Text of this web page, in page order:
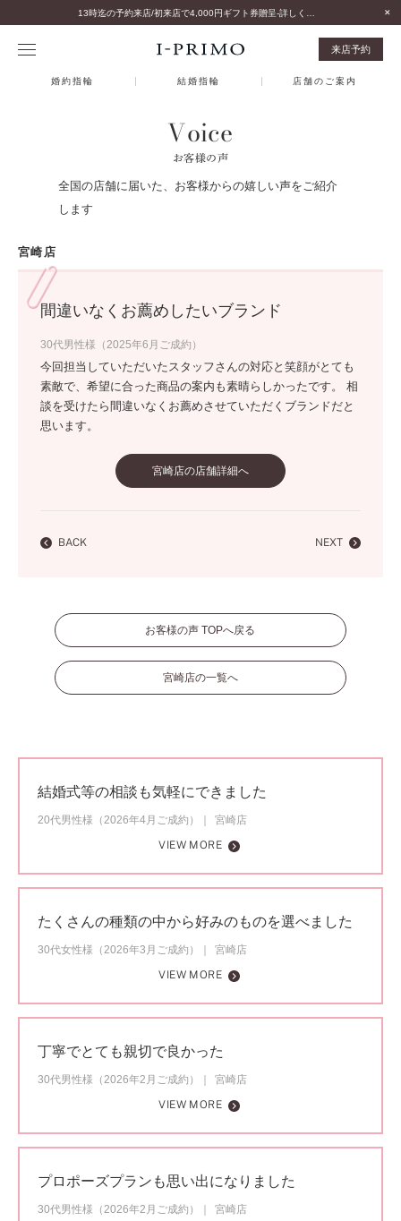
来店予約
婚約指輪 結婚指輪 店舗のご案内
Voice
お客様の声
全国の店舗に届いた、お客様からの嬉しい声をご紹介
します
宮崎店
間違いなくお薦めしたいブランド
30代男性様（2025年6月ご成約）
今回担当していただいたスタッフさんの対応と笑顔がとても
素敵で、希望に合った商品の案内も素晴らしかったです。 相
談を受けたら間違いなくお薦めさせていただくブランドだと
思います。
宮崎店の店舗詳細へ
BACK NEXT
お客様の声 TOPへ戻る
宮崎店の一覧へ
結婚式等の相談も気軽にできました
20代男性様（2026年4月ご成約）
宮崎店
VIEW MORE
たくさんの種類の中から好みのものを選べました
30代女性様（2026年3月ご成約）
宮崎店
VIEW MORE
丁寧でとても親切で良かった
30代男性様（2026年2月ご成約）
宮崎店
VIEW MORE
プロポーズプランも思い出になりました
30代男性様（2026年2月ご成約）
宮崎店